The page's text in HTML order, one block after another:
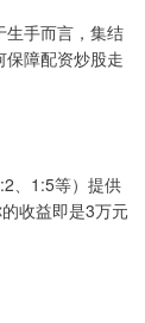
手而言，集结
障配资炒股走
、1:5等）提供
收益即是3万元